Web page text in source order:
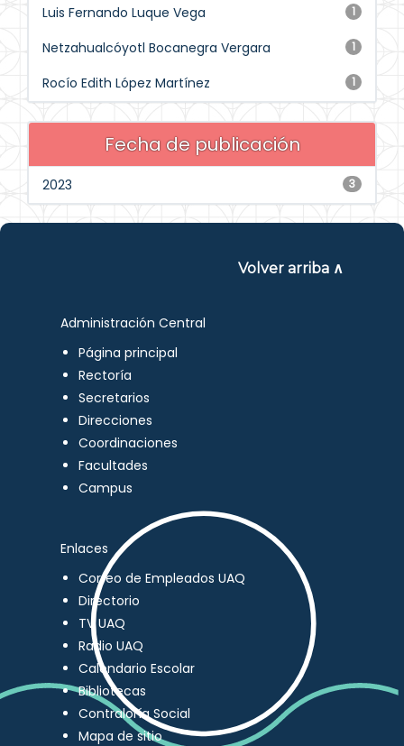
1
Luis Fernando Luque Vega
1
Netzahualcóyotl Bocanegra Vergara
1
Rocío Edith López Martínez
Fecha de publicación
3
2023
Volver arriba ∧
Administración Central
Página principal
Rectoría
Secretarios
Direcciones
Coordinaciones
Facultades
Campus
Enlaces
Correo de Empleados UAQ
Directorio
TV UAQ
Radio UAQ
Calendario Escolar
Bibliotecas
Contraloría Social
Mapa de sitio